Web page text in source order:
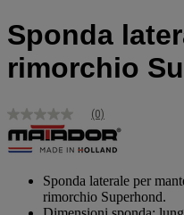
Sponda
rimorchio
Nessuna
valutazione
Stesso
pagina.
(0)
Sponda laterale per
rimorchio Superhond.